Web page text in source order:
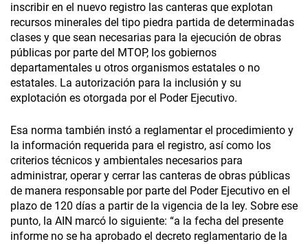
inscribir en el nuevo registro las canteras que explotan
recursos minerales del tipo piedra partida de determinadas
clases y que sean necesarias para la ejecución de obras
públicas por parte del MTOP, los gobiernos
departamentales u otros organismos estatales o no
estatales. La autorización para la inclusión y su
explotación es otorgada por el Poder Ejecutivo.
Esa norma también instó a reglamentar el procedimiento y
la información requerida para el registro, así como los
criterios técnicos y ambientales necesarios para
administrar, operar y cerrar las canteras de obras públicas
de manera responsable por parte del Poder Ejecutivo en el
plazo de 120 días a partir de la vigencia de la ley. Sobre ese
punto, la AIN marcó lo siguiente: “a la fecha del presente
informe no se ha aprobado el decreto reglamentario de la